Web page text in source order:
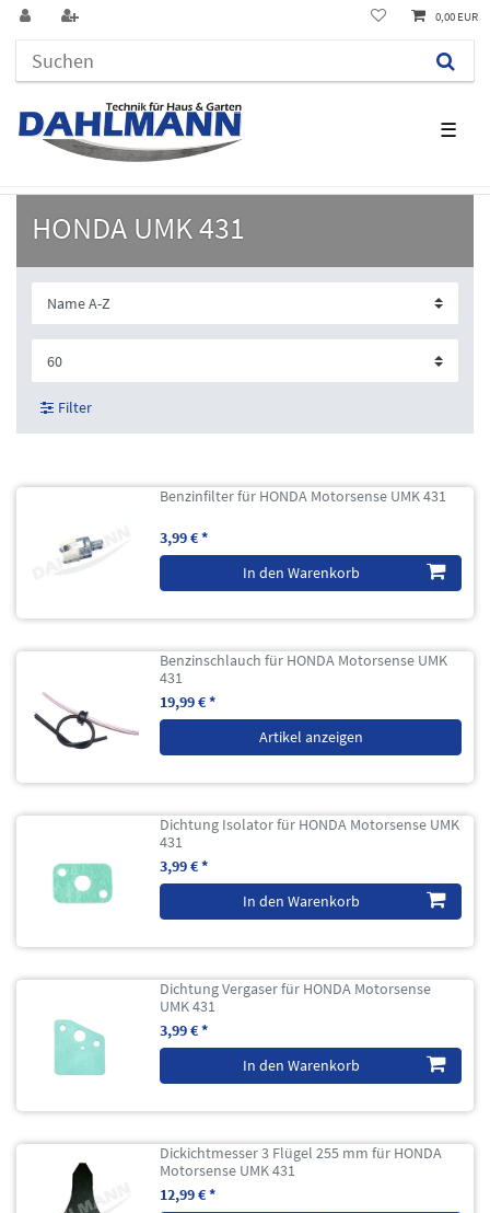
☰
0,00 EUR
HONDA UMK 431
Filter
Benzinfilter für HONDA Motorsense UMK 431
3,99 € *
In den Warenkorb
Benzinschlauch für HONDA Motorsense UMK
431
19,99 € *
Artikel anzeigen
Dichtung Isolator für HONDA Motorsense UMK
431
3,99 € *
In den Warenkorb
Dichtung Vergaser für HONDA Motorsense
UMK 431
3,99 € *
In den Warenkorb
Dickichtmesser 3 Flügel 255 mm für HONDA
Motorsense UMK 431
12,99 € *